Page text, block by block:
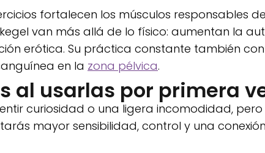
fortalecen los músculos responsables
van más allá de lo físico: aumentan la
erótica. Su práctica constante también
en la zona pélvica.
al usarlas por primera
curiosidad o una ligera incomodidad,
mayor sensibilidad, control y una